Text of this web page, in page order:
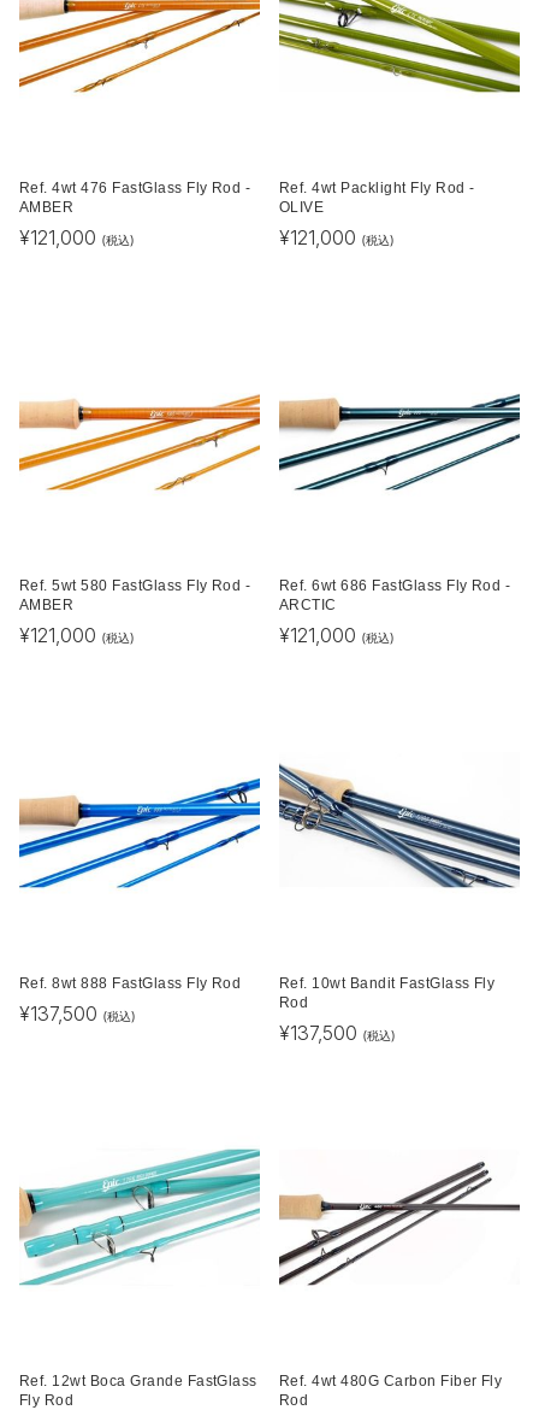
Ref. 4wt 476 FastGlass Fly Rod -
AMBER
¥121,000 (税込)
Ref. 4wt Packlight Fly Rod -
OLIVE
¥121,000 (税込)
Ref. 5wt 580 FastGlass Fly Rod -
AMBER
¥121,000 (税込)
Ref. 6wt 686 FastGlass Fly Rod -
ARCTIC
¥121,000 (税込)
Ref. 8wt 888 FastGlass Fly Rod
¥137,500 (税込)
Ref. 10wt Bandit FastGlass Fly
Rod
¥137,500 (税込)
Ref. 12wt Boca Grande FastGlass
Fly Rod
Ref. 4wt 480G Carbon Fiber Fly
Rod